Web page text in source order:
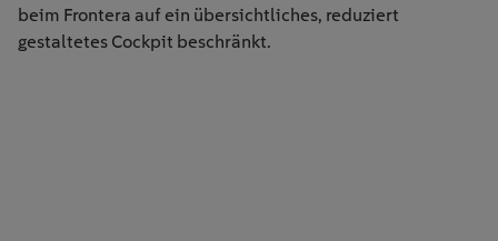
beim Frontera auf ein übersichtliches, reduziert
gestaltetes Cockpit beschränkt.